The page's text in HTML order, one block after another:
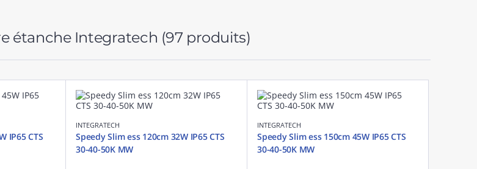
étanche Integratech (97 produits)
IP65 CTS
INTEGRATECH
Speedy Slim ess 120cm 32W IP65 CTS
30-40-50K MW
INTEGRATECH
Speedy Slim ess 150cm 45W IP65 CTS
30-40-50K MW